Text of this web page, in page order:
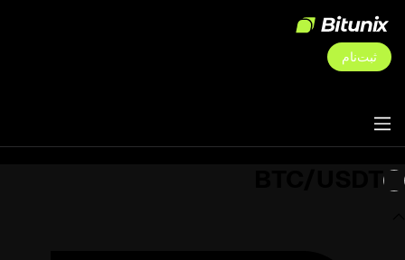
ثبت‌نام